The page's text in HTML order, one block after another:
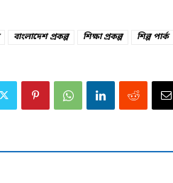
বাংলাদেশ প্রকল্প শিক্ষা প্রকল্প শিল্প পার্ক